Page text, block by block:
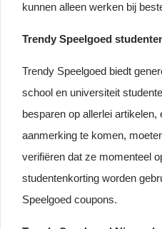
kunnen alleen werken bij
Trendy Speelgoed
Trendy Speelgoed biedt
school en universiteit
besparen op allerlei
aanmerking te komen,
verifiëren dat ze momenteel
studentenkorting worden
Speelgoed coupons.